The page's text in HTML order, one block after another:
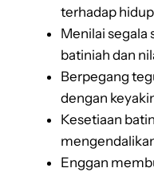
terhadap hidup
Menilai segala
batiniah dan
Berpegang
dengan
Kesetiaan
Enggan